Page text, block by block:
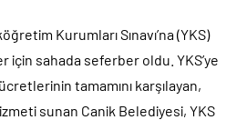
Kurumları Sınavı’na (YKS)
sahada seferber oldu. YKS’ye
tamamını karşılayan,
sunan Canik Belediyesi, YKS